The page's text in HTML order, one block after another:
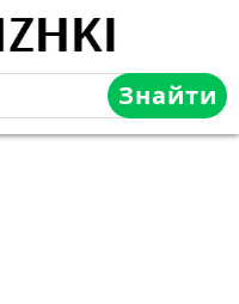
Знайти